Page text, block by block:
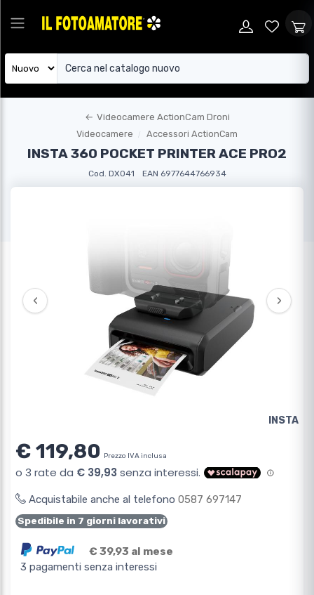
← Videocamere ActionCam Droni
Videocamere
Accessori ActionCam
INSTA 360 POCKET PRINTER ACE PRO2
Cod. DX041 EAN 6977644766934
‹ ›
INSTA
€ 119,80 Prezzo IVA inclusa
Acquistabile anche al telefono 0587 697147
Spedibile in 7 giorni lavorativi
€ 39,93 al mese
3 pagamenti senza interessi